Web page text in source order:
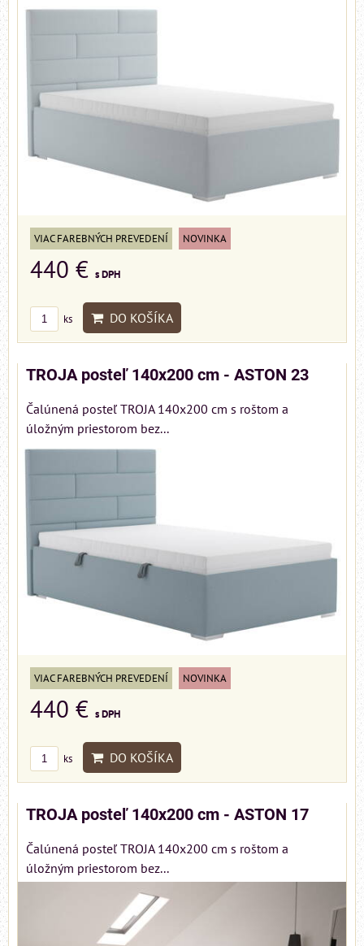
VIAC FAREBNÝCH PREVEDENÍ NOVINKA
440 € s DPH
ks DO KOŠÍKA
TROJA posteľ 140x200 cm - ASTON 23
Čalúnená posteľ TROJA 140x200 cm s roštom a
úložným priestorom bez...
VIAC FAREBNÝCH PREVEDENÍ NOVINKA
440 € s DPH
ks DO KOŠÍKA
TROJA posteľ 140x200 cm - ASTON 17
Čalúnená posteľ TROJA 140x200 cm s roštom a
úložným priestorom bez...